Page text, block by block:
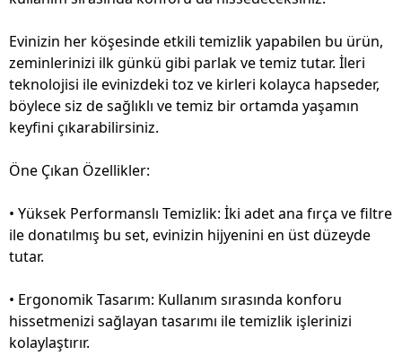
Evinizin her köşesinde etkili temizlik yapabilen bu ürün,
zeminlerinizi ilk günkü gibi parlak ve temiz tutar. İleri
teknolojisi ile evinizdeki toz ve kirleri kolayca hapseder,
böylece siz de sağlıklı ve temiz bir ortamda yaşamın
keyfini çıkarabilirsiniz.
Öne Çıkan Özellikler:
• Yüksek Performanslı Temizlik: İki adet ana fırça ve filtre
ile donatılmış bu set, evinizin hijyenini en üst düzeyde
tutar.
• Ergonomik Tasarım: Kullanım sırasında konforu
hissetmenizi sağlayan tasarımı ile temizlik işlerinizi
kolaylaştırır.